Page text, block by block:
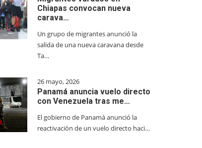
Chiapas convocan nueva
carava…
Un grupo de migrantes anunció la
salida de una nueva caravana desde
Ta…
26 mayo, 2026
Panamá anuncia vuelo directo
con Venezuela tras me…
El gobierno de Panamá anunció la
reactivación de un vuelo directo haci…